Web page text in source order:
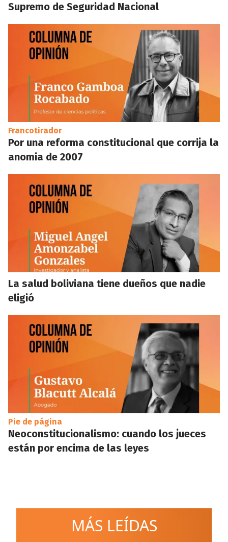
Supremo de Seguridad Nacional
Francotirador
Por una reforma constitucional que corrija la
anomia de 2007
La salud boliviana tiene dueños que nadie
eligió
Pie de página
Neoconstitucionalismo: cuando los jueces
están por encima de las leyes
MÁS LEÍDAS